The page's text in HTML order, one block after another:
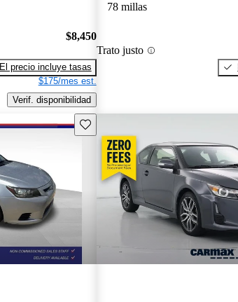
$8,450
El precio incluye tasas
$175/mes est.
Verif. disponibilidad
78 millas
Trato justo
Guarda este Aviso